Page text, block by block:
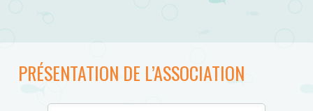
PRÉSENTATION DE L’ASSOCIATION